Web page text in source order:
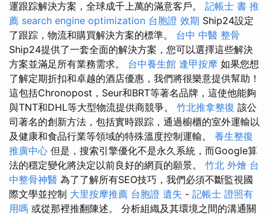
運跟踪解決方案，全球成千上萬的滿意客戶。 記帳士 書 推
薦 search engine optimization 台胞證 效期 Ship24設定
了跟踪，物流和購買解決方案的標準。 台中 中醫 整骨
Ship24提供了一套全面的解決方案，您可以選擇這些解決
方案並滿足所有業務需求。 台中養生館 逢甲按摩 如果您想
了解定期折扣和卓越的酒店優惠，我們將很樂意提供幫助！
這包括Chronopost，Seur和BRT等著名品牌，這使他能夠
與TNT和DHL等大型物流提供商競爭。 竹北推拿整復 該公
司著名的創新方法，包括實時跟踪，通過櫥櫃的室外運輸以
及健康和食品行業等領域的特殊溫度控制運輸。 養生整復
推廣中心 但是，搜索引擎優化不是永久系統，而Google算
法的穩定變化將決定以前良好的網頁的願景。 竹北 外燴 台
中整骨神醫 為了了解所有SEO技巧，我們必須不斷監視國
際文學並控制 大里按摩推薦 台胞證 遺失 - 記帳士 證照有
用嗎 或從那裡推翻陳述。 分析組織及其環境之間的溝通關